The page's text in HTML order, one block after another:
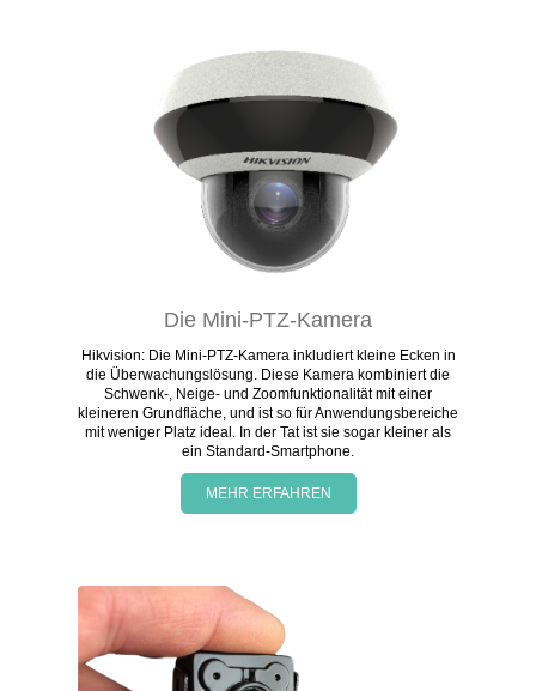
Die Mini-PTZ-Kamera
Hikvision: Die Mini-PTZ-Kamera inkludiert kleine Ecken in
die Überwachungslösung. Diese Kamera kombiniert die
Schwenk-, Neige- und Zoomfunktionalität mit einer
kleineren Grundfläche, und ist so für Anwendungsbereiche
mit weniger Platz ideal. In der Tat ist sie sogar kleiner als
ein Standard-Smartphone.
MEHR ERFAHREN